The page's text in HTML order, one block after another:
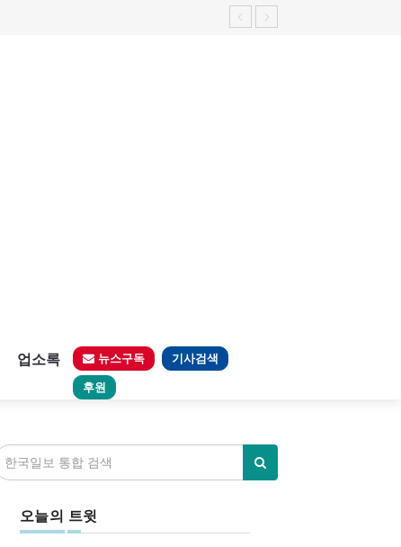
업소록 뉴스구독 기사검색
후원
오늘의 트윗